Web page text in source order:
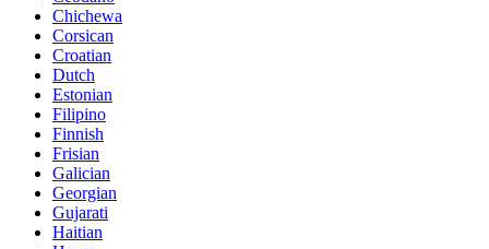
Chichewa
Corsican
Croatian
Dutch
Estonian
Filipino
Finnish
Frisian
Galician
Georgian
Gujarati
Haitian